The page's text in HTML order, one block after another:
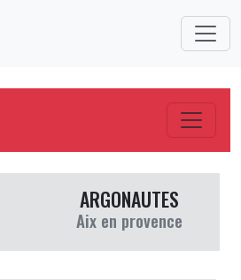
ARGONAUTES
Aix en provence